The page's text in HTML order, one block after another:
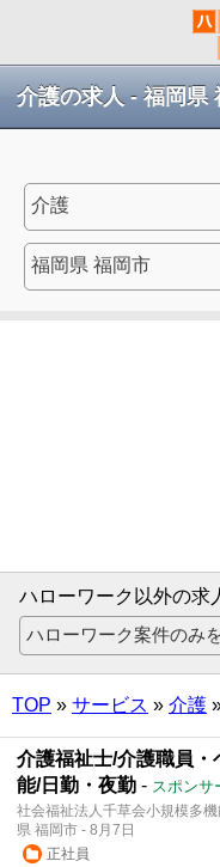
介護の求人 - 福岡県
ハローワーク以外の求
TOP » サービス » 介護
介護福祉士/介護職員
能/日勤・夜勤 - スポンサ
社会福祉法人千草会小規模多
県 福岡市 - 8月7日
正社員